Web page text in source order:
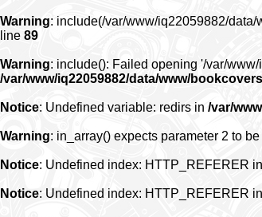
Warning: include(/var/www/iq22059882/
line 89
Warning: include(): Failed opening '/var/
/var/www/iq22059882/data/www/
Notice: Undefined variable: redirs in /var/
Warning: in_array() expects parameter 2 to
Notice: Undefined index: HTTP_REFERER in
Notice: Undefined index: HTTP_REFERER in